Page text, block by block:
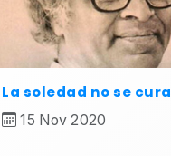
La soledad no se cura
15 Nov 2020